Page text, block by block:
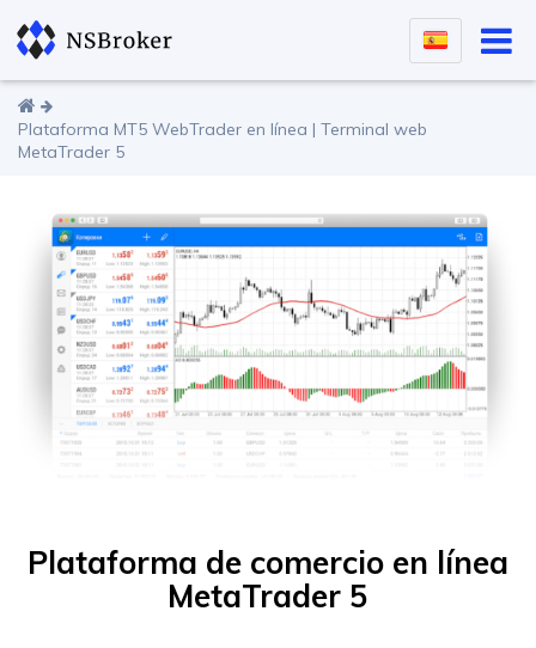
Plataforma MT5 WebTrader en línea | Terminal web
MetaTrader 5
Plataforma de comercio en línea
MetaTrader 5